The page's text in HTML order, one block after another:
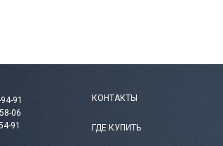
91
06
91
КОНТАКТЫ
ГДЕ КУПИТЬ